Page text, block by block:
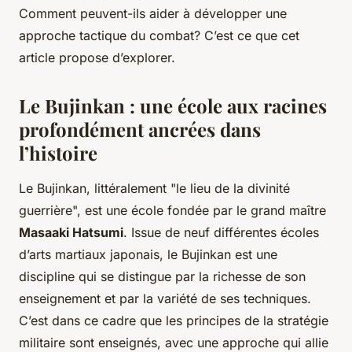
Comment peuvent-ils aider à développer une
approche tactique du combat? C’est ce que cet
article propose d’explorer.
Le Bujinkan : une école aux racines
profondément ancrées dans
l’histoire
Le Bujinkan, littéralement "le lieu de la divinité
guerrière", est une école fondée par le grand maître
Masaaki Hatsumi. Issue de neuf différentes écoles
d’arts martiaux japonais, le Bujinkan est une
discipline qui se distingue par la richesse de son
enseignement et par la variété de ses techniques.
C’est dans ce cadre que les principes de la stratégie
militaire sont enseignés, avec une approche qui allie